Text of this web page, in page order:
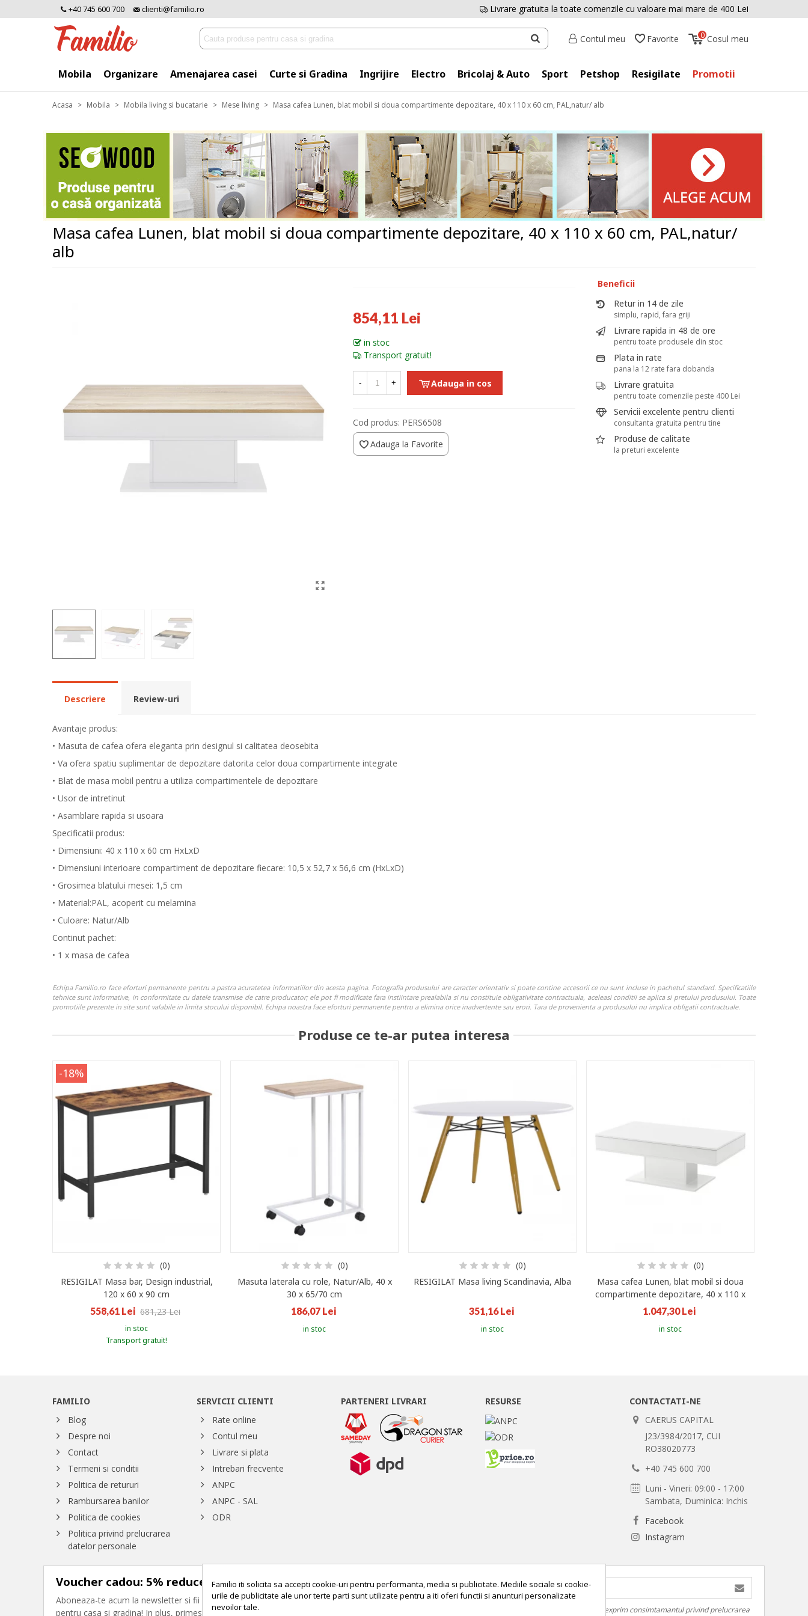
+40 745 600 700 clienti@familio.ro Livrare gratuita la toate comenzile cu valoare mai mare de 400 Lei
Contul meu Favorite 0 Cosul meu
Mobila Organizare Amenajarea casei Curte si Gradina Ingrijire Electro Bricolaj & Auto Sport Petshop Resigilate Promotii
Acasa > Mobila > Mobila living si bucatarie > Mese living > Masa cafea Lunen, blat mobil si doua compartimente depozitare, 40 x 110 x 60 cm, PAL,natur/ alb
Masa cafea Lunen, blat mobil si doua compartimente depozitare, 40 x 110 x 60 cm, PAL,natur/
alb
854,11 Lei
in stoc
Transport gratuit!
- + Adauga in cos
Cod produs: PERS6508
Adauga la Favorite
Beneficii
Retur in 14 de zile
simplu, rapid, fara griji
Livrare rapida in 48 de ore
pentru toate produsele din stoc
Plata in rate
pana la 12 rate fara dobanda
Livrare gratuita
pentru toate comenzile peste 400 Lei
Servicii excelente pentru clienti
consultanta gratuita pentru tine
Produse de calitate
la preturi excelente
Descriere Review-uri
Avantaje produs:
• Masuta de cafea ofera eleganta prin designul si calitatea deosebita
• Va ofera spatiu suplimentar de depozitare datorita celor doua compartimente integrate
• Blat de masa mobil pentru a utiliza compartimentele de depozitare
• Usor de intretinut
• Asamblare rapida si usoara
Specificatii produs:
• Dimensiuni: 40 x 110 x 60 cm HxLxD
• Dimensiuni interioare compartiment de depozitare fiecare: 10,5 x 52,7 x 56,6 cm (HxLxD)
• Grosimea blatului mesei: 1,5 cm
• Material:PAL, acoperit cu melamina
• Culoare: Natur/Alb
Continut pachet:
• 1 x masa de cafea
Echipa Familio.ro face eforturi permanente pentru a pastra acuratetea informatiilor din acesta pagina. Fotografia produsului are caracter orientativ si poate contine accesorii ce nu sunt incluse in pachetul standard. Specificatiile
tehnice sunt informative, in conformitate cu datele transmise de catre producator; ele pot fi modificate fara instiintare prealabila si nu constituie obligativitate contractuala, aceleasi conditii se aplica si pretului produsului. Toate
promotiile prezente in site sunt valabile in limita stocului disponibil. Echipa noastra face eforturi permanente pentru a elimina orice inadvertente sau erori. Tara de provenienta a produsului nu implica obligatii contractuale.
Produse ce te-ar putea interesa
-18%
(0)
RESIGILAT Masa bar, Design industrial,
120 x 60 x 90 cm
558,61 Lei 681,23 Lei
in stoc
Transport gratuit!
(0)
Masuta laterala cu role, Natur/Alb, 40 x
30 x 65/70 cm
186,07 Lei
in stoc
(0)
RESIGILAT Masa living Scandinavia, Alba
351,16 Lei
in stoc
(0)
Masa cafea Lunen, blat mobil si doua
compartimente depozitare, 40 x 110 x
60 cm, PAL, Alb lucios
1.047,30 Lei
in stoc
FAMILIO
Blog
Despre noi
Contact
Termeni si conditii
Politica de retururi
Rambursarea banilor
Politica de cookies
Politica privind prelucrarea
datelor personale
SERVICII CLIENTI
Rate online
Contul meu
Livrare si plata
Intrebari frecvente
ANPC
ANPC - SAL
ODR
PARTENERI LIVRARI RESURSE
CONTACTATI-NE
CAERUS CAPITAL
J23/3984/2017, CUI
RO38020773
+40 745 600 700
Luni - Vineri: 09:00 - 17:00
Sambata, Duminica: Inchis
Facebook
Instagram
Voucher cadou: 5% reducere
Aboneaza-te acum la newsletter si fii primul care primeste cele mai noi oferte exclusive
pentru casa si gradina! In plus, primesti cadou un voucher de 5% reducere pentru prima
Confirm ca am peste 16 ani, am citit, am inteles si imi exprim consimtamantul privind prelucrarea
Familio iti solicita sa accepti cookie-uri pentru performanta, media si publicitate. Mediile sociale si cookie-
urile de publicitate ale unor terte parti sunt utilizate pentru a iti oferi functii si anunturi personalizate
nevoilor tale.